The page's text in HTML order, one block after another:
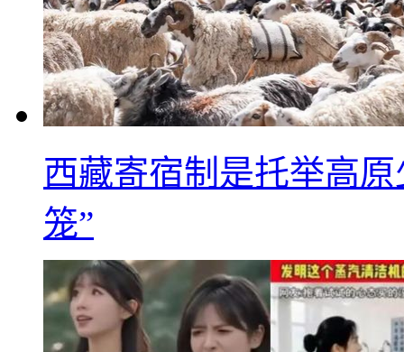
西藏寄宿制是托举高
笼”